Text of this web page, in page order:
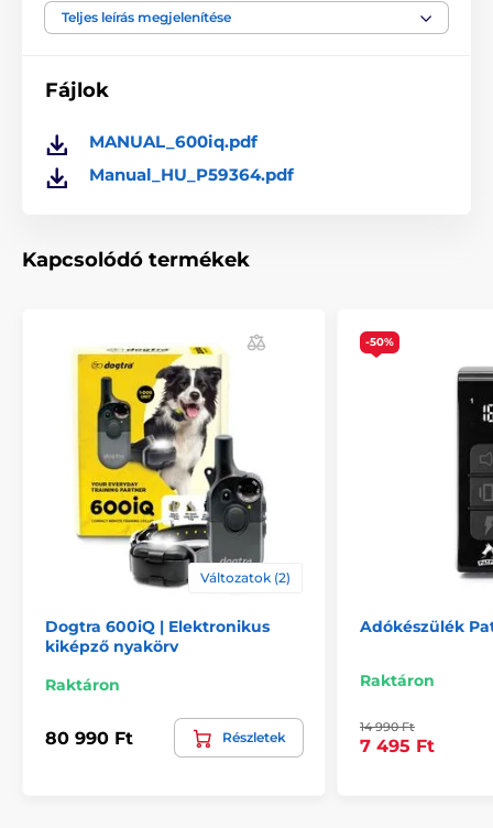
változhatnak. A képek csak illusztrációk.
Teljes leírás megjelenítése
Fájlok
MANUAL_600iq.pdf
Manual_HU_P59364.pdf
Kapcsolódó termékek
Változatok (2)
Dogtra 600iQ | Elektronikus
kiképző nyakörv
Raktáron
80 990 Ft Részletek
-50%
Adókészülék
Raktáron
14 990 Ft
7 495 Ft